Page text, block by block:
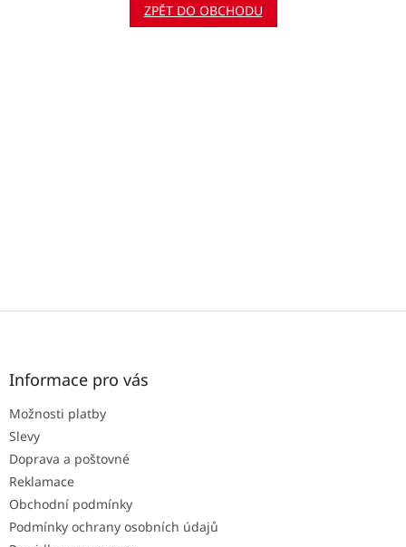
ZPĚT DO OBCHODU
Z
Informace pro vás
Možnosti platby
Slevy
Doprava a poštovné
Reklamace
Obchodní podmínky
Podmínky ochrany osobních údajů